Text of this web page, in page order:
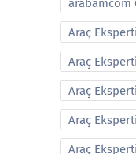
arabamcom
Araç
Araç
Araç
Araç
Araç